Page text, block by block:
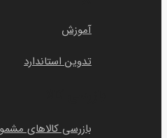
آموزش
تدوین استاندارد
بازرسی کالاهای